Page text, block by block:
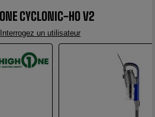
CYCLONIC-HO V2
Interrogez un utilisateur